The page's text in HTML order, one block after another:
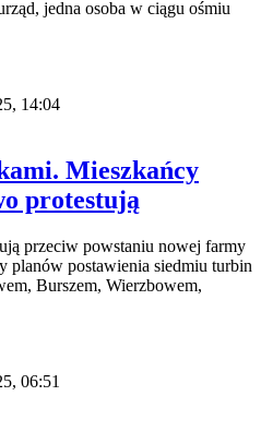
jedna osoba w ciągu ośmiu
14:04
Mieszkańcy
protestują
przeciw powstaniu nowej farmy
planów postawienia siedmiu turbin
Burszem, Wierzbowem,
06:51